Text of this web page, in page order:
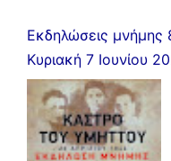
Εκδηλώσεις μνήμης
Κυριακή 7 Ιουνίου